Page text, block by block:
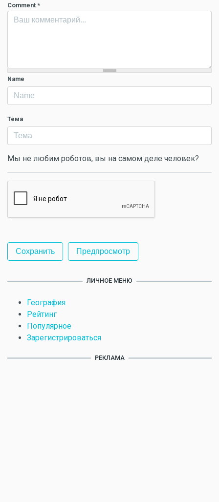
Comment *
Name
Тема
Мы не любим роботов, вы на самом деле человек?
ЛИЧНОЕ МЕНЮ
География
Рейтинг
Популярное
Зарегистрироваться
РЕКЛАМА